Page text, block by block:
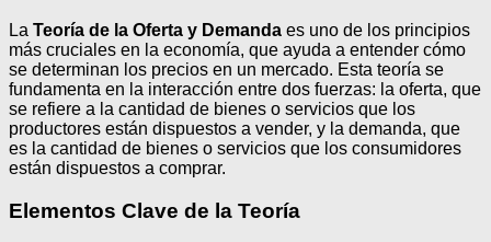
La Teoría de la Oferta y Demanda es uno de los principios
más cruciales en la economía, que ayuda a entender cómo
se determinan los precios en un mercado. Esta teoría se
fundamenta en la interacción entre dos fuerzas: la oferta, que
se refiere a la cantidad de bienes o servicios que los
productores están dispuestos a vender, y la demanda, que
es la cantidad de bienes o servicios que los consumidores
están dispuestos a comprar.
Elementos Clave de la Teoría